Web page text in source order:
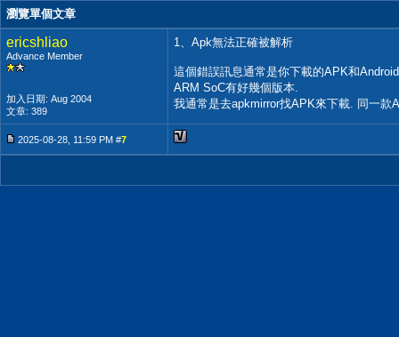
瀏覽單個文章
ericshliao
Advance Member
加入日期: Aug 2004
文章: 389
1、Apk無法正確被解析
這個錯誤訊息通常是你下載的APK和
ARM SoC有好幾個版本.
我通常是去apkmirror找APK來下載. 同一
2025-08-28, 11:59 PM #7